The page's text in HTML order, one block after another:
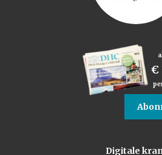
€
Digitale